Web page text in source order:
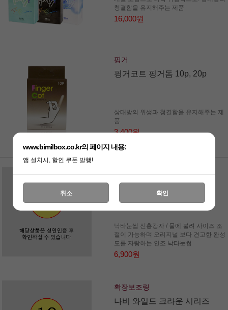
청결함을 유지해주는 제품
16,000원
핑거
핑거코트 핑거돔 10p, 20p
상대방의 위생과 청결함을 유지해주는 제
품
3,400원
낙타눈썹
최고급 인조 낙타눈썹
낙타눈썹 신흥강자 / 물에 불려 사이즈 조
절이 가능하며 오리지널 보다 견고한 완성
도를 자랑하는 인조 낙타눈썹
6,900원
확장보조링
나비 와일드 크라운 시리즈
www.bimilbox.co.kr의 페이지 내용:
앱 설치시, 할인 쿠폰 발행!
취소 확인